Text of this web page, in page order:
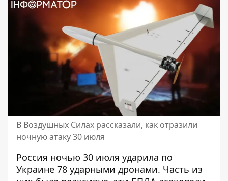
В Воздушных Силах рассказали, как отразили
ночную атаку 30 июля
Россия ночью 30 июля ударила по
Украине 78 ударными дронами. Часть из